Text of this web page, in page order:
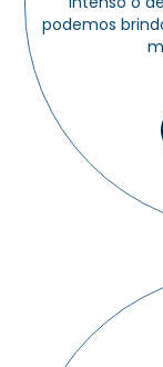
podemos